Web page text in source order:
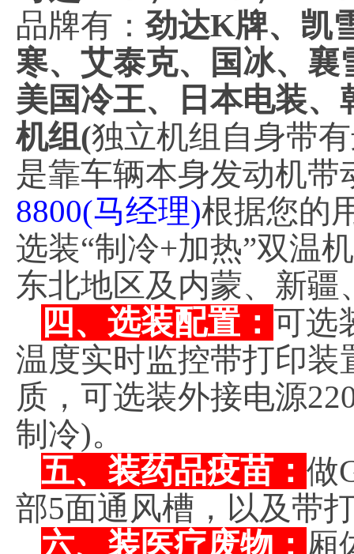
品牌有：劲达K牌、凯
寒、艾泰克、国冰、襄
美国冷王、日本电装、
机组(独立机组自身带
是靠车辆本身发动机
8800(马经理)根据您的
选装“制冷+加热”双温
东北地区及内蒙、新
四、选装配置： 可选
温度实时监控带打印
质，可选装外接电源
制冷)。
五、装药品疫苗： 做
部5面通风槽，以及带
六、装医疗废物： 厢